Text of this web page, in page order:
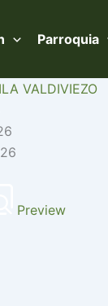
Parroquia
VALDIVIEZO
Preview